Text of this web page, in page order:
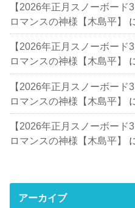
【2026年正月スノーボー
ロマンスの神様【木島平】
【2026年正月スノーボー
ロマンスの神様【木島平】
【2026年正月スノーボー
ロマンスの神様【木島平】
【2026年正月スノーボー
ロマンスの神様【木島平】
アーカイブ